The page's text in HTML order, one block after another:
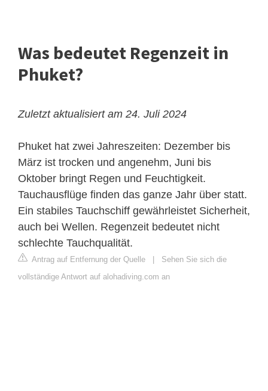
Was bedeutet Regenzeit in
Phuket?
Zuletzt aktualisiert am 24. Juli 2024
Phuket hat zwei Jahreszeiten: Dezember bis
März ist trocken und angenehm, Juni bis
Oktober bringt Regen und Feuchtigkeit.
Tauchausflüge finden das ganze Jahr über statt.
Ein stabiles Tauchschiff gewährleistet Sicherheit,
auch bei Wellen. Regenzeit bedeutet nicht
schlechte Tauchqualität.
Antrag auf Entfernung der Quelle
Sehen Sie sich die
vollständige Antwort auf alohadiving.com an